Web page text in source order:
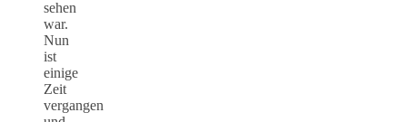
sehen
war.
Nun
ist
einige
Zeit
vergangen